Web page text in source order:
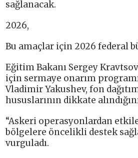
sağlanacak.
2026,
Bu amaçlar için 2026 federal
Eğitim Bakanı Sergey
için sermaye onarım
Vladimir Yakushev, fon
hususlarının dikkate
“Askeri operasyonlardan
bölgelere öncelikli destek
vurguladı.